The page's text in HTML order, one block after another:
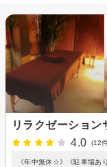
リラクゼーショ
4.0
(12
《年中無休☆》《駐車場